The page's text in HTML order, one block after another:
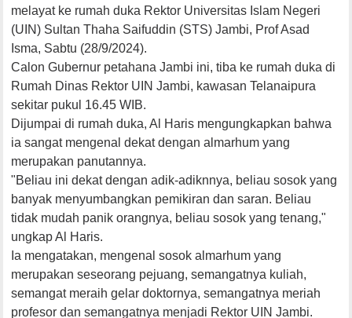
melayat ke rumah duka Rektor Universitas Islam Negeri
(UIN) Sultan Thaha Saifuddin (STS) Jambi, Prof Asad
Isma, Sabtu (28/9/2024).
Calon Gubernur petahana Jambi ini, tiba ke rumah duka di
Rumah Dinas Rektor UIN Jambi, kawasan Telanaipura
sekitar pukul 16.45 WIB.
Dijumpai di rumah duka, Al Haris mengungkapkan bahwa
ia sangat mengenal dekat dengan almarhum yang
merupakan panutannya.
"Beliau ini dekat dengan adik-adiknnya, beliau sosok yang
banyak menyumbangkan pemikiran dan saran. Beliau
tidak mudah panik orangnya, beliau sosok yang tenang,"
ungkap Al Haris.
Ia mengatakan, mengenal sosok almarhum yang
merupakan seseorang pejuang, semangatnya kuliah,
semangat meraih gelar doktornya, semangatnya meriah
profesor dan semangatnya menjadi Rektor UIN Jambi.